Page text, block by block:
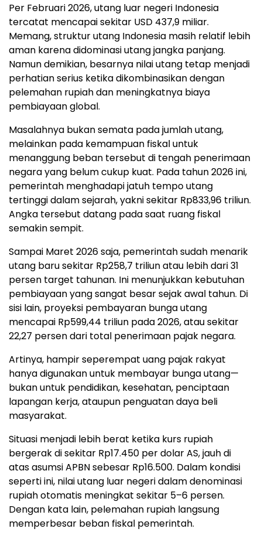
Per Februari 2026, utang luar negeri Indonesia
tercatat mencapai sekitar USD 437,9 miliar.
Memang, struktur utang Indonesia masih relatif lebih
aman karena didominasi utang jangka panjang.
Namun demikian, besarnya nilai utang tetap menjadi
perhatian serius ketika dikombinasikan dengan
pelemahan rupiah dan meningkatnya biaya
pembiayaan global.
Masalahnya bukan semata pada jumlah utang,
melainkan pada kemampuan fiskal untuk
menanggung beban tersebut di tengah penerimaan
negara yang belum cukup kuat. Pada tahun 2026 ini,
pemerintah menghadapi jatuh tempo utang
tertinggi dalam sejarah, yakni sekitar Rp833,96 triliun.
Angka tersebut datang pada saat ruang fiskal
semakin sempit.
Sampai Maret 2026 saja, pemerintah sudah menarik
utang baru sekitar Rp258,7 triliun atau lebih dari 31
persen target tahunan. Ini menunjukkan kebutuhan
pembiayaan yang sangat besar sejak awal tahun. Di
sisi lain, proyeksi pembayaran bunga utang
mencapai Rp599,44 triliun pada 2026, atau sekitar
22,27 persen dari total penerimaan pajak negara.
Artinya, hampir seperempat uang pajak rakyat
hanya digunakan untuk membayar bunga utang—
bukan untuk pendidikan, kesehatan, penciptaan
lapangan kerja, ataupun penguatan daya beli
masyarakat.
Situasi menjadi lebih berat ketika kurs rupiah
bergerak di sekitar Rp17.450 per dolar AS, jauh di
atas asumsi APBN sebesar Rp16.500. Dalam kondisi
seperti ini, nilai utang luar negeri dalam denominasi
rupiah otomatis meningkat sekitar 5–6 persen.
Dengan kata lain, pelemahan rupiah langsung
memperbesar beban fiskal pemerintah.